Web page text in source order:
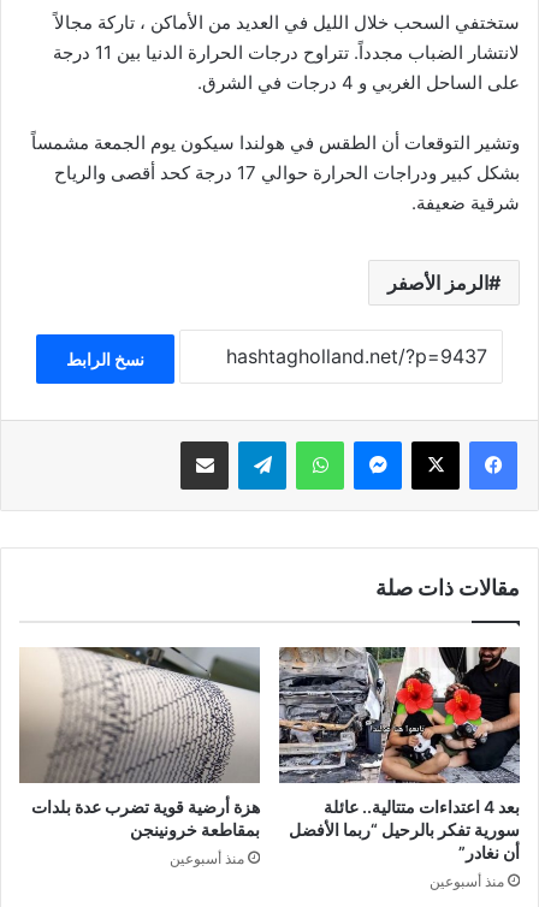
ستختفي السحب خلال الليل في العديد من الأماكن ، تاركة مجالاً
لانتشار الضباب مجدداً. تتراوح درجات الحرارة الدنيا بين 11 درجة
على الساحل الغربي و 4 درجات في الشرق.
وتشير التوقعات أن الطقس في هولندا سيكون يوم الجمعة مشمساً
بشكل كبير ودراجات الحرارة حوالي 17 درجة كحد أقصى والرياح
شرقية ضعيفة.
الرمز الأصفر
نسخ الرابط
فيسبوك ‫X ماسنجر واتساب تيلقرام مشاركة عبر البريد
مقالات ذات صلة
بعد 4 اعتداءات متتالية.. عائلة
سورية تفكر بالرحيل “ربما الأفضل
أن نغادر”
منذ أسبوعين
هزة أرضية قوية تضرب عدة بلدات
بمقاطعة خرونينجن
منذ أسبوعين